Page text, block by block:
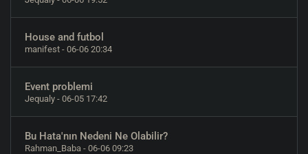
House and futbol
manifest - 06-06 20:34
Event problemi
Jequaly - 06-05 17:42
Bu Hata'nın Nedeni Ne Olabilir?
Rahman_Baba - 06-06 09:23